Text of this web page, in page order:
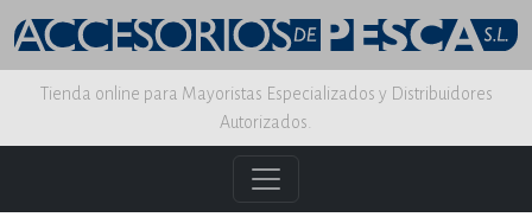
Tienda online para Mayoristas Especializados y Distribuidores
Autorizados.